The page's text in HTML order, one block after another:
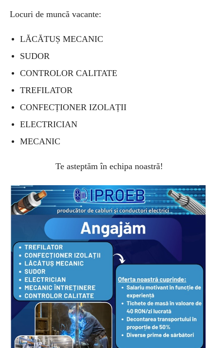
Locuri de muncă vacante:
LĂCĂTUȘ MECANIC
SUDOR
CONTROLOR CALITATE
TREFILATOR
CONFECȚIONER IZOLAȚII
ELECTRICIAN
MECANIC
Te asteptăm în echipa noastră!